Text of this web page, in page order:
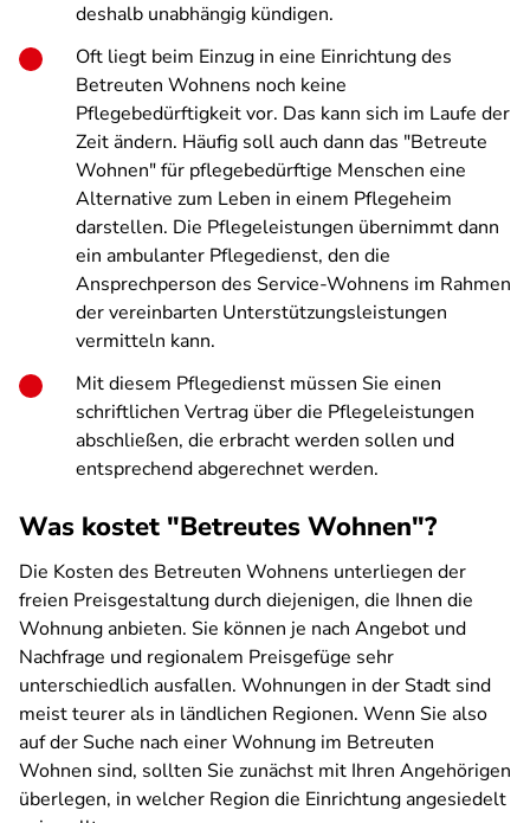
deshalb unabhängig kündigen.
Oft liegt beim Einzug in eine Einrichtung des
Betreuten Wohnens noch keine
Pflegebedürftigkeit vor. Das kann sich im Laufe der
Zeit ändern. Häufig soll auch dann das "Betreute
Wohnen" für pflegebedürftige Menschen eine
Alternative zum Leben in einem Pflegeheim
darstellen. Die Pflegeleistungen übernimmt dann
ein ambulanter Pflegedienst, den die
Ansprechperson des Service-Wohnens im Rahmen
der vereinbarten Unterstützungsleistungen
vermitteln kann.
Mit diesem Pflegedienst müssen Sie einen
schriftlichen Vertrag über die Pflegeleistungen
abschließen, die erbracht werden sollen und
entsprechend abgerechnet werden.
Was kostet "Betreutes Wohnen"?
Die Kosten des Betreuten Wohnens unterliegen der
freien Preisgestaltung durch diejenigen, die Ihnen die
Wohnung anbieten. Sie können je nach Angebot und
Nachfrage und regionalem Preisgefüge sehr
unterschiedlich ausfallen. Wohnungen in der Stadt sind
meist teurer als in ländlichen Regionen. Wenn Sie also
auf der Suche nach einer Wohnung im Betreuten
Wohnen sind, sollten Sie zunächst mit Ihren Angehörigen
überlegen, in welcher Region die Einrichtung angesiedelt